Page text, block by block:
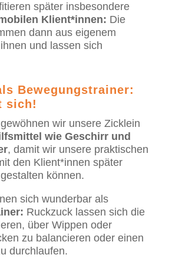
später insbesondere
Klient*innen: Die
dann aus eigenem
und lassen sich
Bewegungstrainer:
sich!
wir unsere Zicklein
wie Geschirr und
, damit wir unsere praktischen
den Klient*innen später
können.
sich wunderbar als
Ruckzuck lassen sich die
über Wippen oder
zu balancieren oder einen
durchlaufen.